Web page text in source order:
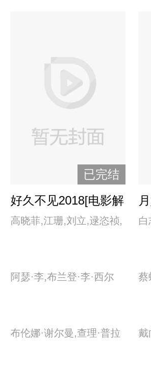
已完结
好久不见2018[电影解
说]
高晓菲,江珊,刘立,逯恣祯,
白
阿瑟·李,布兰登·李·西尔
莫瑞兹,罗莎·埃斯科达,麦
蔡
布伦娜·谢尔曼,查理·普拉
戴